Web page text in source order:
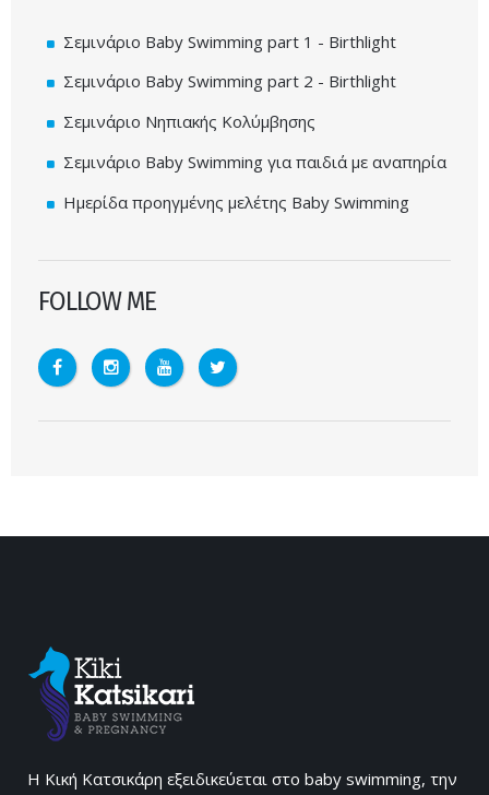
Σεμινάριο Baby Swimming part 1 - Birthlight
Σεμινάριο Baby Swimming part 2 - Birthlight
Σεμινάριο Νηπιακής Κολύμβησης
Σεμινάριο Baby Swimming για παιδιά με αναπηρία
Ημερίδα προηγμένης μελέτης Baby Swimming
FOLLOW ME
Η Κική Κατσικάρη εξειδικεύεται στο baby swimming, την